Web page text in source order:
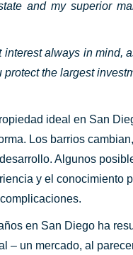
and my superior
interest always in mind,
the largest
ideal en San
Los barrios
Algunos
y el conocimiento
en San Diego ha
– un mercado, al